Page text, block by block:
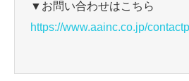
▼お問い合わせはこちら
https://www.aainc.co.jp/